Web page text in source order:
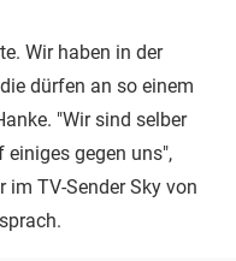
Wir haben in der
dürfen an so einem
"Wir sind selber
gegen uns",
im TV-Sender Sky von